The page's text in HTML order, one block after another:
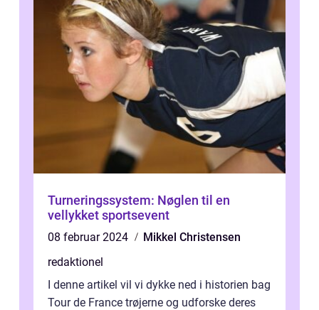
Turneringssystem: Nøglen til en
vellykket sportsevent
08 februar 2024
Mikkel Christensen
redaktionel
I denne artikel vil vi dykke ned i historien bag
Tour de France trøjerne og udforske deres